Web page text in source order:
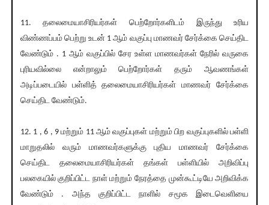
11. தலைமையாசிரியர்கள் பெற்றோர்களிடம் இருந்து உரிய
விண்ணப்பம் பெற்று உடன் 1 ஆம் வகுப்பு மாணவர் சேர்க்கை செய்திட
வேண்டும் . 1 ஆம் வகுப்பில் சேர உள்ள மாணவர்கள் நேரில் வருகை
புரியவில்லை என்றாலும் பெற்றோர்கள் தரும் ஆவணங்கள்
அடிப்படையில் பள்ளித் தலைமையாசிரியர்கள் மாணவர் சேர்க்கை
செய்திட வேண்டும்.
12. 1 , 6 , 9 மற்றும் 11 ஆம் வகுப்புகள் மற்றும் பிற வகுப்புகளில் பள்ளி
மாறுதலில் வரும் மாணவர்களுக்கு புதிய மாணவர் சேர்க்கை
செய்திட தலைமையாசிரியர்கள் தங்கள் பள்ளியில் அறிவிப்பு
பலகையில் குறிப்பிட்ட நாள் மற்றும் நேரத்தை முன்கூட்டியே அறிவிக்க
வேண்டும் . அந்த குறிப்பிட்ட நாளில் சமூக இடைவெளியை